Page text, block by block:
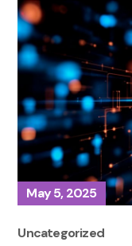
May 5, 2025
Uncategorized